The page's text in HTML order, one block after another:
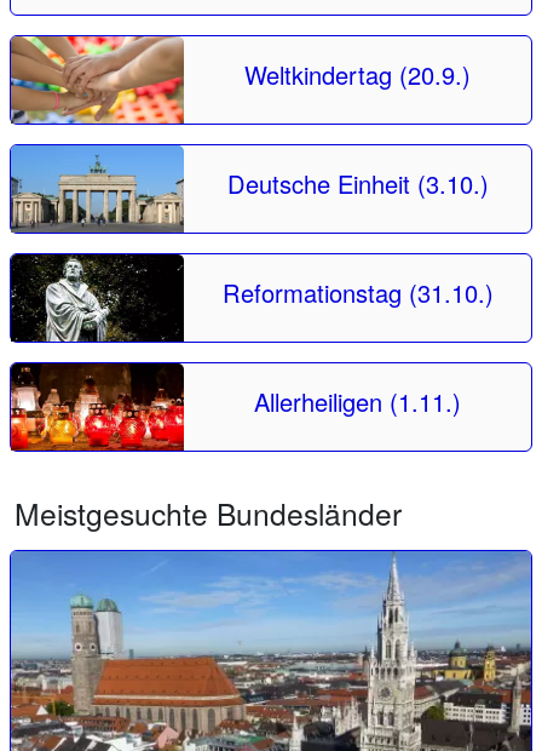
Weltkindertag (20.9.)
Deutsche Einheit (3.10.)
Reformationstag (31.10.)
Allerheiligen (1.11.)
Meistgesuchte Bundesländer